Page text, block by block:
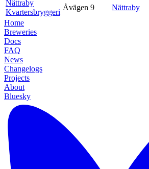
Nättraby
Kvartersbryggeri
Åvägen 9 Nättraby
Home
Breweries
Docs
FAQ
News
Changelogs
Projects
About
Bluesky